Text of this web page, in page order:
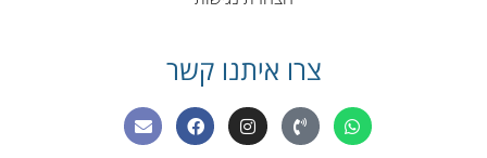
צרו איתנו קשר
W
h
a
P
h
o
I
n
s
F
a
c
E
n
v